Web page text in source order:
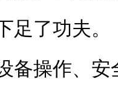
足了功夫。
备操作、